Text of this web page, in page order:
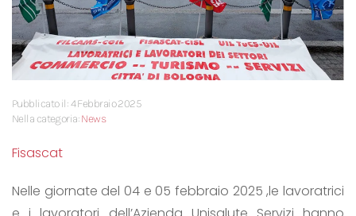
Pubblicato il: 4 Febbraio 2025
Nella categoria:News
Fisascat
Nelle giornate del 04 e 05 febbraio 2025 ,le lavoratrici